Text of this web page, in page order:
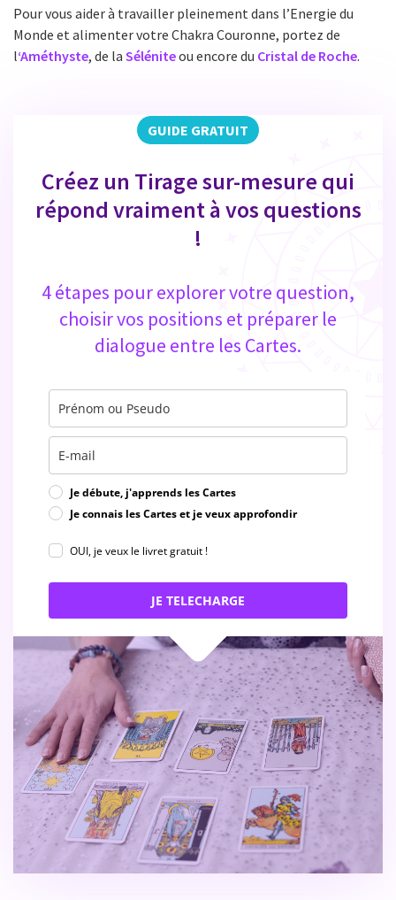
Pour vous aider à travailler pleinement dans l’Energie du
Monde et alimenter votre Chakra Couronne, portez de
l‘Améthyste, de la Séléniteou encore du Cristal de Roche.
GUIDE GRATUIT
Créez un Tirage sur-mesure qui
répond vraiment à vos questions
!
4 étapes pour explorer votre question,
choisir vos positions et préparer le
dialogue entre les Cartes.
Je débute, j'apprends les Cartes
Je connais les Cartes et je veux approfondir
OUI, je veux le livret gratuit !
JE TELECHARGE